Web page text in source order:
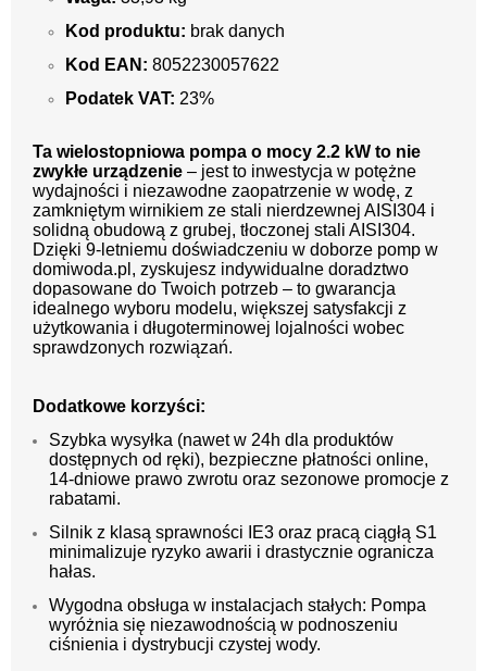
Kod produktu: brak danych
Kod EAN: 8052230057622
Podatek VAT: 23%
Ta wielostopniowa pompa o mocy 2.2 kW to nie
zwykłe urządzenie – jest to inwestycja w potężne
wydajności i niezawodne zaopatrzenie w wodę, z
zamkniętym wirnikiem ze stali nierdzewnej AISI304 i
solidną obudową z grubej, tłoczonej stali AISI304.
Dzięki 9-letniemu doświadczeniu w doborze pomp w
domiwoda.pl, zyskujesz indywidualne doradztwo
dopasowane do Twoich potrzeb – to gwarancja
idealnego wyboru modelu, większej satysfakcji z
użytkowania i długoterminowej lojalności wobec
sprawdzonych rozwiązań.
Dodatkowe korzyści:
Szybka wysyłka (nawet w 24h dla produktów
dostępnych od ręki), bezpieczne płatności online,
14-dniowe prawo zwrotu oraz sezonowe promocje z
rabatami.
Silnik z klasą sprawności IE3 oraz pracą ciągłą S1
minimalizuje ryzyko awarii i drastycznie ogranicza
hałas.
Wygodna obsługa w instalacjach stałych: Pompa
wyróżnia się niezawodnością w podnoszeniu
ciśnienia i dystrybucji czystej wody.